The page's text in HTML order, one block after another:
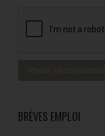
BRÈVES EMPLOI